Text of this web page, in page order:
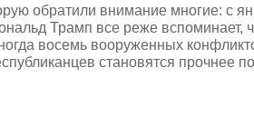
обратили внимание многие: с
Трамп все реже вспоминает,
восемь вооруженных
становятся прочнее